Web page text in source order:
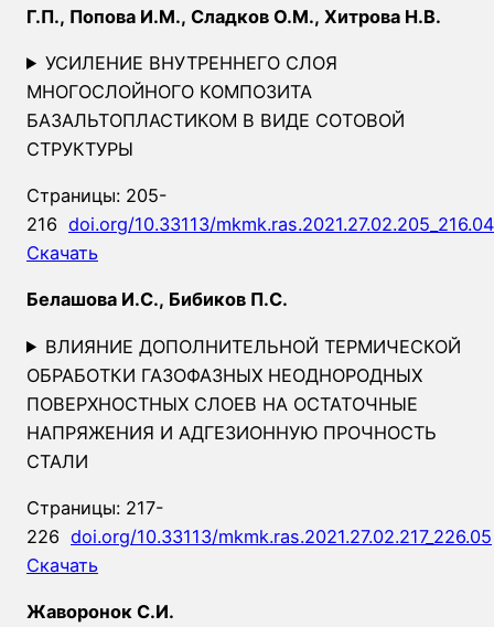
Г.П., Попова И.М., Сладков О.М., Хитрова Н.В.
УСИЛЕНИЕ ВНУТРЕННЕГО СЛОЯ
МНОГОСЛОЙНОГО КОМПОЗИТА
БАЗАЛЬТОПЛАСТИКОМ В ВИДЕ СОТОВОЙ
СТРУКТУРЫ
Страницы: 205-
216 doi.org/10.33113/mkmk.ras.2021.27.02.205_216.04
Скачать
Белашова И.С., Бибиков П.С.
ВЛИЯНИЕ ДОПОЛНИТЕЛЬНОЙ ТЕРМИЧЕСКОЙ
ОБРАБОТКИ ГАЗОФАЗНЫХ НЕОДНОРОДНЫХ
ПОВЕРХНОСТНЫХ СЛОЕВ НА ОСТАТОЧНЫЕ
НАПРЯЖЕНИЯ И АДГЕЗИОННУЮ ПРОЧНОСТЬ
СТАЛИ
Страницы: 217-
226 doi.org/10.33113/mkmk.ras.2021.27.02.217_226.05
Скачать
Жаворонок С.И.